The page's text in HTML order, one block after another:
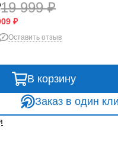
19 999 ₽
₽
Оставить отзыв
В корзину
Заказ в один